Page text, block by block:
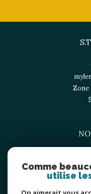
Zone
Comme
utilise